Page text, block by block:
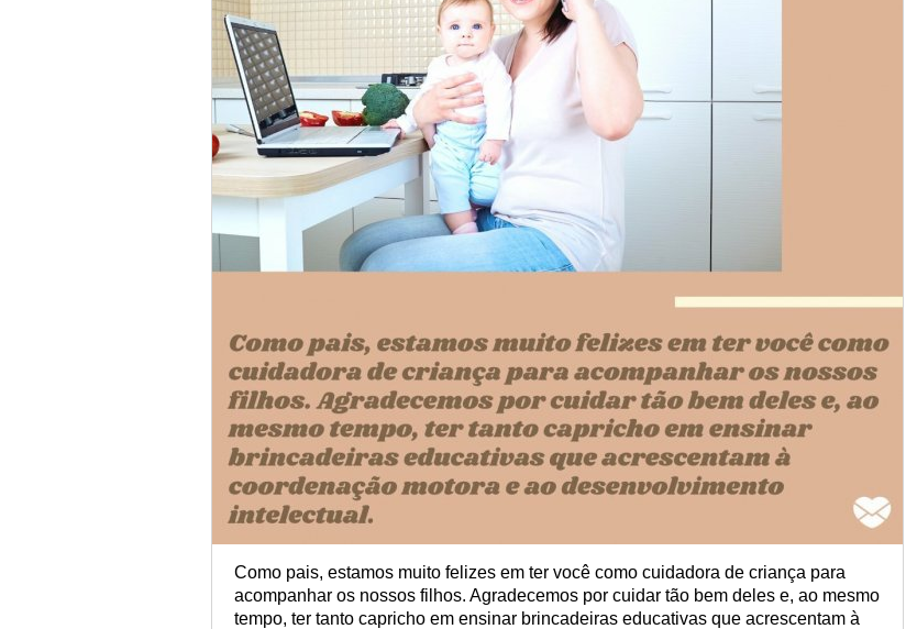
Como pais, estamos muito felizes em ter você como cuidadora de criança para
acompanhar os nossos filhos. Agradecemos por cuidar tão bem deles e, ao mesmo
tempo, ter tanto capricho em ensinar brincadeiras educativas que acrescentam à